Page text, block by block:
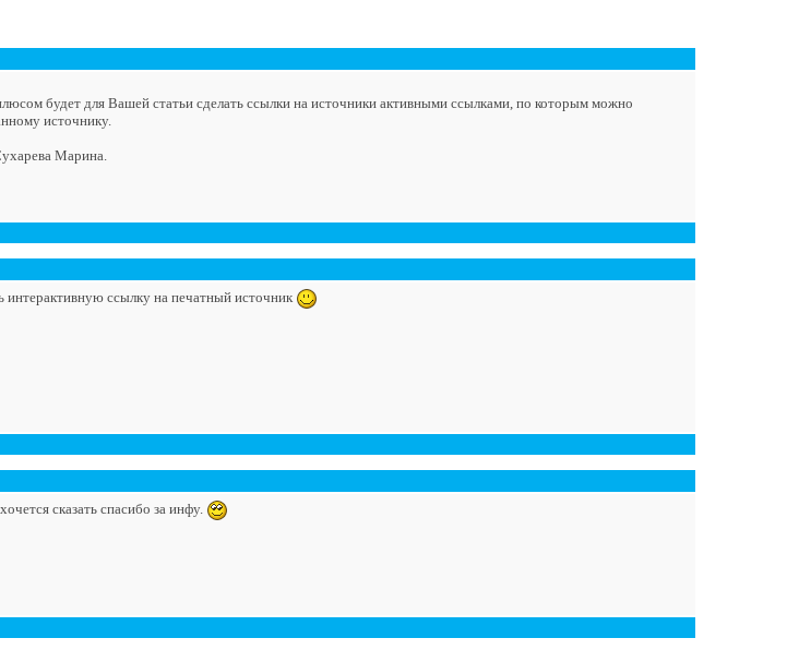
будет для Вашей статьи сделать ссылки на источники активными ссылками, по которым можно
источнику.
Марина.
интерактивную ссылку на печатный источник
сказать спасибо за инфу.